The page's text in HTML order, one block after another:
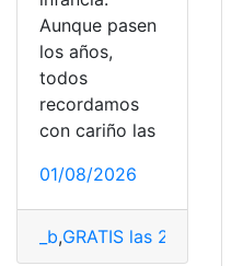
Aunque pasen
los años,
todos
recordamos
con cariño las
01/08/2026
_b,GRATIS las 24 horas